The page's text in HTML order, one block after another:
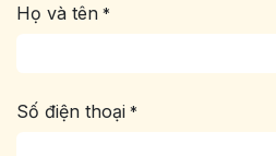
Họ và tên *
Số điện thoại *